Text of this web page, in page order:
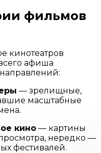
фильмов
кинотеатров
афиша
— зрелищные,
масштабные
кино — картины
нередко —
фестивалей.